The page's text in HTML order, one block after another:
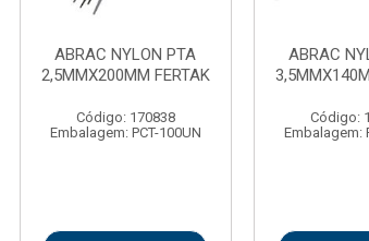
ABRAC NYLON PTA
2,5MMX200MM FERTAK
Código: 170838
Embalagem: PCT-100UN
ABRAC
Código:
Embalagem: